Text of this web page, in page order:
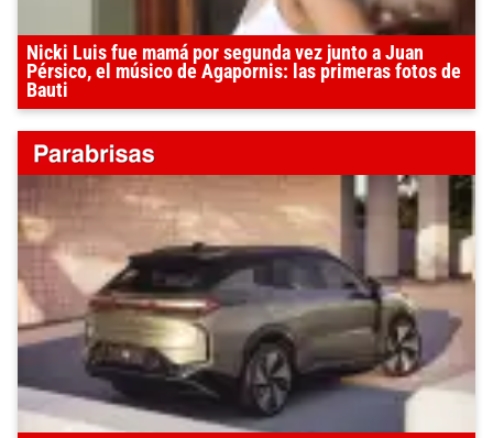
Nicki Luis fue mamá por segunda vez junto a Juan
Pérsico, el músico de Agapornis: las primeras fotos de
Bauti